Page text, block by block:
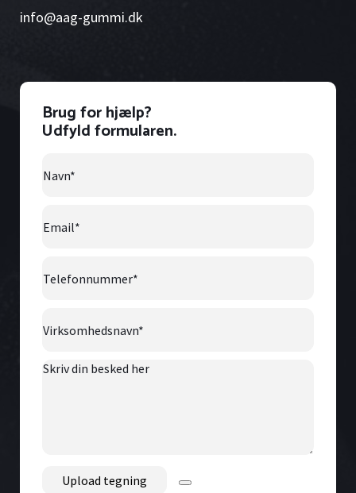
info@aag-gummi.dk
Brug for hjælp?
Udfyld formularen.
Skriv